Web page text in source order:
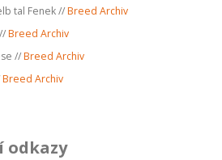
tal Fenek //Breed Archiv
Breed Archiv
//Breed Archiv
Breed Archiv
odkazy